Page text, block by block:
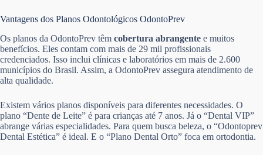
Vantagens dos Planos Odontológicos OdontoPrev
Os planos da OdontoPrev têm cobertura abrangente e muitos
benefícios. Eles contam com mais de 29 mil profissionais
credenciados. Isso inclui clínicas e laboratórios em mais de 2.600
municípios do Brasil. Assim, a OdontoPrev assegura atendimento de
alta qualidade.
Existem vários planos disponíveis para diferentes necessidades. O
plano “Dente de Leite” é para crianças até 7 anos. Já o “Dental VIP”
abrange várias especialidades. Para quem busca beleza, o “Odontoprev
Dental Estética” é ideal. E o “Plano Dental Orto” foca em ortodontia.